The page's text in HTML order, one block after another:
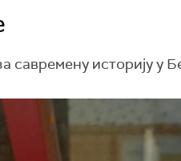
савремену историју у